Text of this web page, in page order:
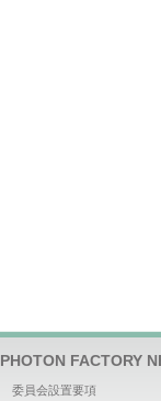
PHOTON FACTORY
委員会設置要項